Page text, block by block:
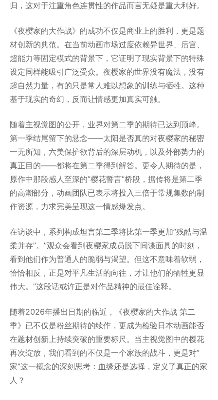
归，这对于注重角色连贯性的作品而言无疑是重大利好。
《夜樱家的大作战》的成功不仅是商业上的胜利，更是题
材创新的典范。在当前动画市场过度依赖异世界、后宫、
超能力等固定模式的背景下，它证明了现实背景下的特殊
设定同样能吸引广泛受众。夜樱家的世界没有魔法，没有
超自然力量，有的只是常人难以想象的训练与牺牲。这种
基于现实的奇幻，反而让情感更加真实可触。
随着主视觉图的公开，业界对第二季的期待已达到顶峰。
第一季结尾留下的悬念——太阳是否真的对夜樱家的秘密
一无所知，六美保护欲背后的深层动机，以及外部势力的
真正目的——都将在第二季得到解答。更令人期待的是，
原作中那段感人至深的”樱花誓言”桥段，据传将是第二季
的高潮部分，动画团队已表示将投入三倍于常规集数的制
作资源，力求完美呈现这一情感爆发点。
在访谈中，系列构成坦言第二季将比第一季更加”残酷与温
柔并存”。”观众会看到夜樱家成员脱下间谍面具的时刻，
看到他们作为普通人的脆弱与渴望。但这不意味着软弱，
恰恰相反，正是对平凡生活的向往，才让他们的牺牲更显
伟大。”这段话或许正是对作品精神的最佳诠释。
随着2026年播出日期的临近，《夜樱家的大作战 第二
季》已不仅是粉丝期待的续作，更成为检验日本动画能否
在题材创新上持续突破的重要标尺。当主视觉图中的樱花
再次绽放，我们看到的不仅是一个家族的战斗，更是对”
家”这一概念的深刻思考：血缘还是选择，定义了真正的家
人？